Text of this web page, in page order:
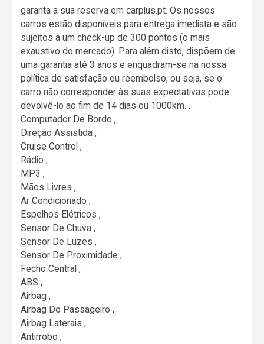
garanta a sua reserva em carplus.pt. Os nossos
carros estão disponíveis para entrega imediata e são
sujeitos a um check-up de 300 pontos (o mais
exaustivo do mercado). Para além disto, dispõem de
uma garantia até 3 anos e enquadram-se na nossa
política de satisfação ou reembolso, ou seja, se o
carro não corresponder às suas expectativas pode
devolvê-lo ao fim de 14 dias ou 1000km. .
Computador De Bordo ,
Direção Assistida ,
Cruise Control ,
Rádio ,
MP3 ,
Mãos Livres ,
Ar Condicionado ,
Espelhos Elétricos ,
Sensor De Chuva ,
Sensor De Luzes ,
Sensor De Proximidade ,
Fecho Central ,
ABS ,
Airbag ,
Airbag Do Passageiro ,
Airbag Laterais ,
Antirrobo ,